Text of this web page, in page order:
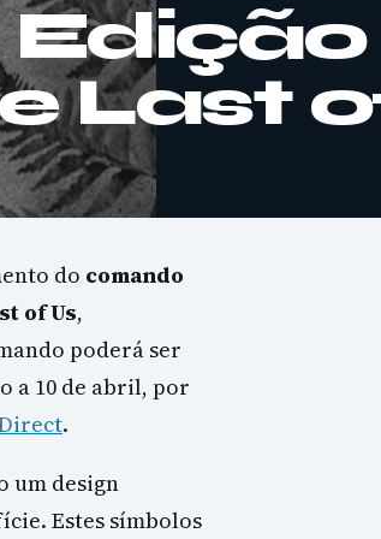
Edição
Last
do comando
of Us,
poderá ser
a 10 de abril, por
.
um design
Estes símbolos